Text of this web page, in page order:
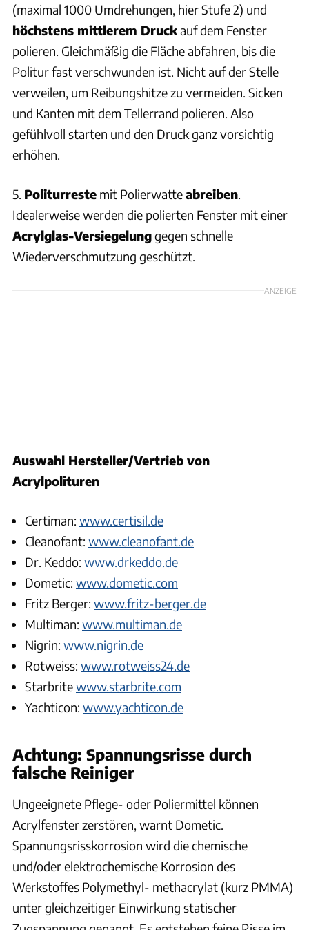
(maximal 1000 Umdrehungen, hier Stufe 2) und
höchstens mittlerem Druckauf dem Fenster
polieren. Gleichmäßig die Fläche abfahren, bis die
Politur fast verschwunden ist. Nicht auf der Stelle
verweilen, um Reibungshitze zu vermeiden. Sicken
und Kanten mit dem Tellerrand polieren. Also
gefühlvoll starten und den Druck ganz vorsichtig
erhöhen.
5. Politurreste mit Polierwatteabreiben.
Idealerweise werden die polierten Fenster mit einer
Acrylglas-Versiegelunggegen schnelle
Wiederverschmutzung geschützt.
ANZEIGE
Auswahl Hersteller/Vertrieb von
Acrylpolituren
Certiman: www.certisil.de
Cleanofant: www.cleanofant.de
Dr. Keddo: www.drkeddo.de
Dometic: www.dometic.com
Fritz Berger: www.fritz-berger.de
Multiman: www.multiman.de
Nigrin: www.nigrin.de
Rotweiss: www.rotweiss24.de
Starbritewww.starbrite.com
Yachticon: www.yachticon.de
Achtung: Spannungsrisse durch
falsche Reiniger
Ungeeignete Pflege- oder Poliermittel können
Acrylfenster zerstören, warnt Dometic.
Spannungsrisskorrosion wird die chemische
und/oder elektrochemische Korrosion des
Werkstoffes Polymethyl- methacrylat (kurz PMMA)
unter gleichzeitiger Einwirkung statischer